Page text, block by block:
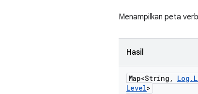
Menampilkan peta
Hasil
Map<String , Log .
Level>